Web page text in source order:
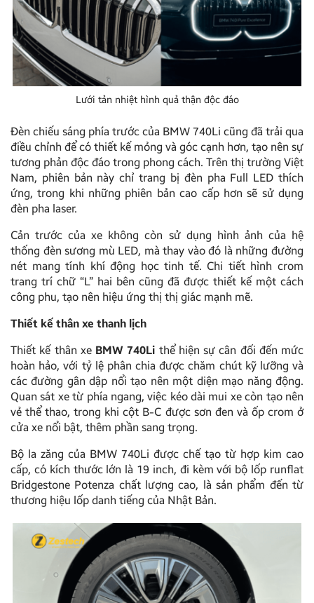
Lưới tản nhiệt hình quả thận độc đáo
Đèn chiếu sáng phía trước của BMW 740Li cũng đã trải qua
điều chỉnh để có thiết kế mỏng và góc cạnh hơn, tạo nên sự
tương phản độc đáo trong phong cách. Trên thị trường Việt
Nam, phiên bản này chỉ trang bị đèn pha Full LED thích
ứng, trong khi những phiên bản cao cấp hơn sẽ sử dụng
đèn pha laser.
Cản trước của xe không còn sử dụng hình ảnh của hệ
thống đèn sương mù LED, mà thay vào đó là những đường
nét mang tính khí động học tinh tế. Chi tiết hình crom
trang trí chữ “L” hai bên cũng đã được thiết kế một cách
công phu, tạo nên hiệu ứng thị thị giác mạnh mẽ.
Thiết kế thân xe thanh lịch
Thiết kế thân xe BMW 740Li thể hiện sự cân đối đến mức
hoàn hảo, với tỷ lệ phân chia được chăm chút kỹ lưỡng và
các đường gân dập nổi tạo nên một diện mạo năng động.
Quan sát xe từ phía ngang, việc kéo dài mui xe còn tạo nên
vẻ thể thao, trong khi cột B-C được sơn đen và ốp crom ở
cửa xe nổi bật, thêm phần sang trọng.
Bộ la zăng của BMW 740Li được chế tạo từ hợp kim cao
cấp, có kích thước lớn là 19 inch, đi kèm với bộ lốp runflat
Bridgestone Potenza chất lượng cao, là sản phẩm đến từ
thương hiệu lốp danh tiếng của Nhật Bản.